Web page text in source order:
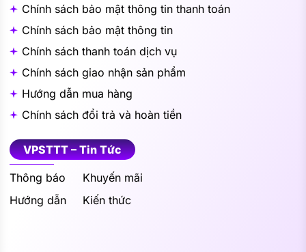
Chính sách bảo mật thông tin thanh toán
Chính sách bảo mật thông tin
Chính sách thanh toán dịch vụ
Chính sách giao nhận sản phẩm
Hướng dẫn mua hàng
Chính sách đổi trả và hoàn tiền
VPSTTT – Tin Tức
Thông báo
Khuyến mãi
Hướng dẫn
Kiến thức